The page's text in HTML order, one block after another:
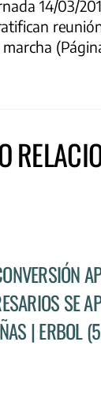
14/03/
SE
| ERBOL